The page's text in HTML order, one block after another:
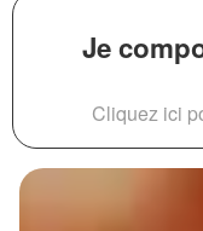
Je
Cliquez ici